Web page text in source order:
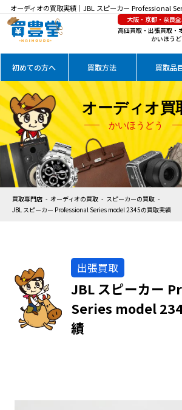
オーディオの買取実績｜JBL スピーカー Professional
大阪・京都・奈良
高価買取・出張買取・
かいほうど
初めての方へ 買取方法 買取品
オーディオ買
かいほうどう
買取専門店 オーディオの買取
スピーカーの買取
JBL スピーカー Professional Series model 2345の買取実績
出張買取
JBL スピーカー
Series model
績